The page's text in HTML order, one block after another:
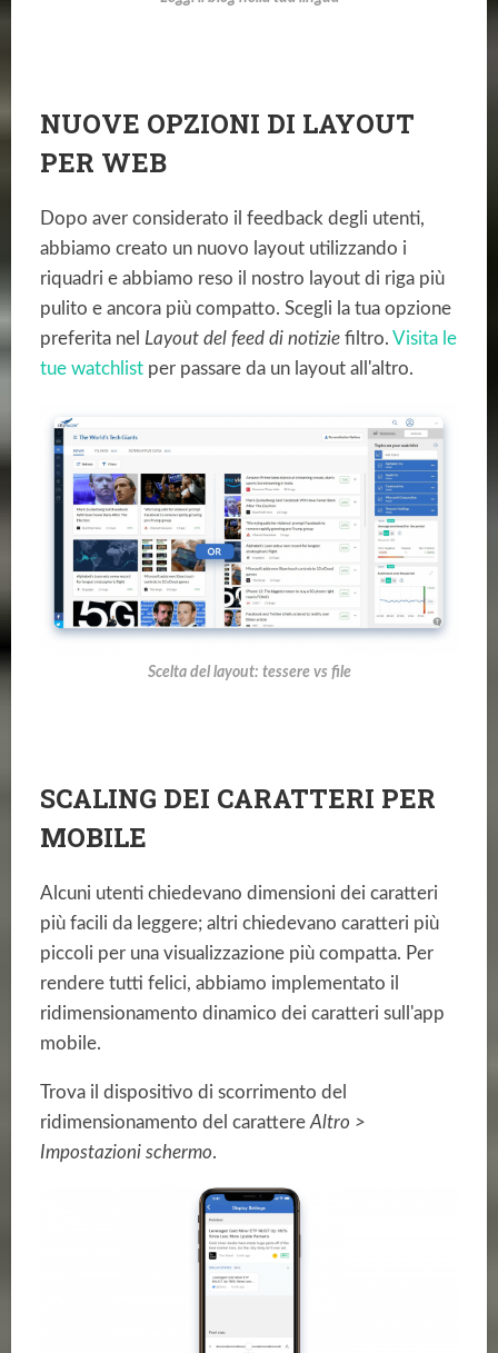
NUOVE OPZIONI DI LAYOUT
PER WEB
Dopo aver considerato il feedback degli utenti,
abbiamo creato un nuovo layout utilizzando i
riquadri e abbiamo reso il nostro layout di riga più
pulito e ancora più compatto. Scegli la tua opzione
preferita nel Layout del feed di notiziefiltro. Visita le
tue watchlistper passare da un layout all'altro.
Scelta del layout: tessere vs file
SCALING DEI CARATTERI PER
MOBILE
Alcuni utenti chiedevano dimensioni dei caratteri
più facili da leggere; altri chiedevano caratteri più
piccoli per una visualizzazione più compatta. Per
rendere tutti felici, abbiamo implementato il
ridimensionamento dinamico dei caratteri sull'app
mobile.
Trova il dispositivo di scorrimento del
ridimensionamento del carattere Altro >
Impostazioni schermo.